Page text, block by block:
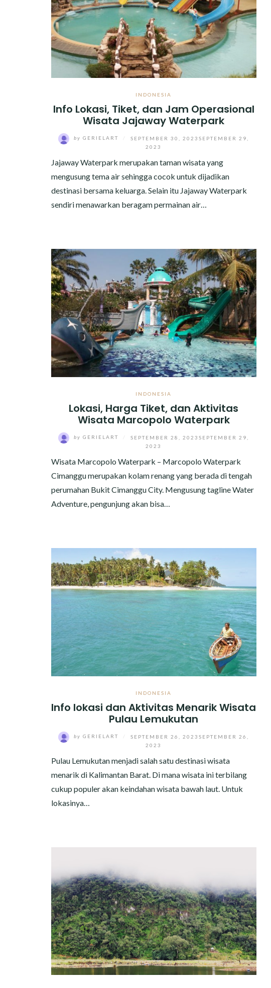
INDONESIA
Info Lokasi, Tiket, dan Jam Operasional
Wisata Jajaway Waterpark
by GERIELART SEPTEMBER 30, 2023SEPTEMBER 29,
2023
Jajaway Waterpark merupakan taman wisata yang
mengusung tema air sehingga cocok untuk dijadikan
destinasi bersama keluarga. Selain itu Jajaway Waterpark
sendiri menawarkan beragam permainan air…
INDONESIA
Lokasi, Harga Tiket, dan Aktivitas
Wisata Marcopolo Waterpark
by GERIELART SEPTEMBER 28, 2023SEPTEMBER 29,
2023
Wisata Marcopolo Waterpark – Marcopolo Waterpark
Cimanggu merupakan kolam renang yang berada di tengah
perumahan Bukit Cimanggu City. Mengusung tagline Water
Adventure, pengunjung akan bisa…
INDONESIA
Info lokasi dan Aktivitas Menarik Wisata
Pulau Lemukutan
by GERIELART SEPTEMBER 26, 2023SEPTEMBER 26,
2023
Pulau Lemukutan menjadi salah satu destinasi wisata
menarik di Kalimantan Barat. Di mana wisata ini terbilang
cukup populer akan keindahan wisata bawah laut. Untuk
lokasinya…